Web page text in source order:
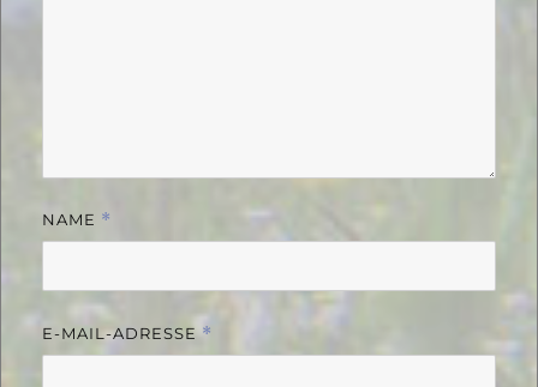
NAME *
E-MAIL-ADRESSE *